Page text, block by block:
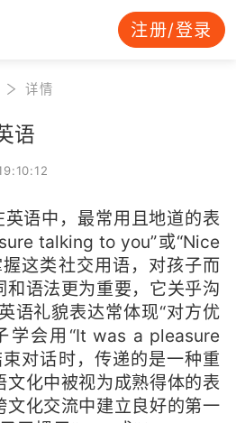
注册/登录
详情
语
英语中，最常用且地道的表
talking to you”或“Nice
这类社交用语，对孩子而
和语法更为重要，它关乎沟
语礼貌表达常体现“对方优
学会用“It was a pleasure
对话时，传递的是一种重
文化中被视为成熟得体的表
文化交流中建立良好的第一